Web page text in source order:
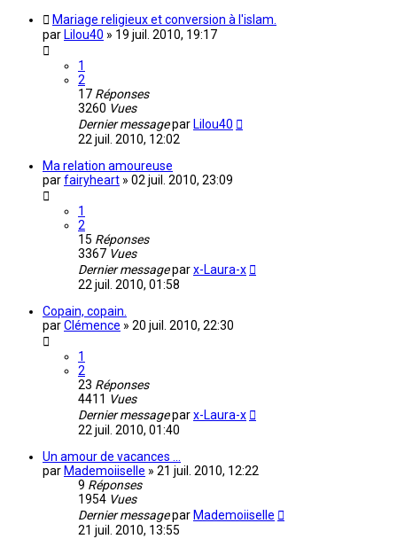
Mariage religieux et conversion à l'islam.
par Lilou40 » 19 juil. 2010, 19:17
1
2
17 Réponses
3260 Vues
Dernier messagepar Lilou40
22 juil. 2010, 12:02
Ma relation amoureuse
parfairyheart » 02 juil. 2010, 23:09
1
2
15 Réponses
3367 Vues
Dernier messageparx-Laura-x
22 juil. 2010, 01:58
Copain, copain.
parClémence » 20 juil. 2010, 22:30
1
2
23 Réponses
4411 Vues
Dernier messageparx-Laura-x
22 juil. 2010, 01:40
Un amour de vacances ...
par Mademoiiselle » 21 juil. 2010, 12:22
9 Réponses
1954 Vues
Dernier messagepar Mademoiiselle
21 juil. 2010, 13:55